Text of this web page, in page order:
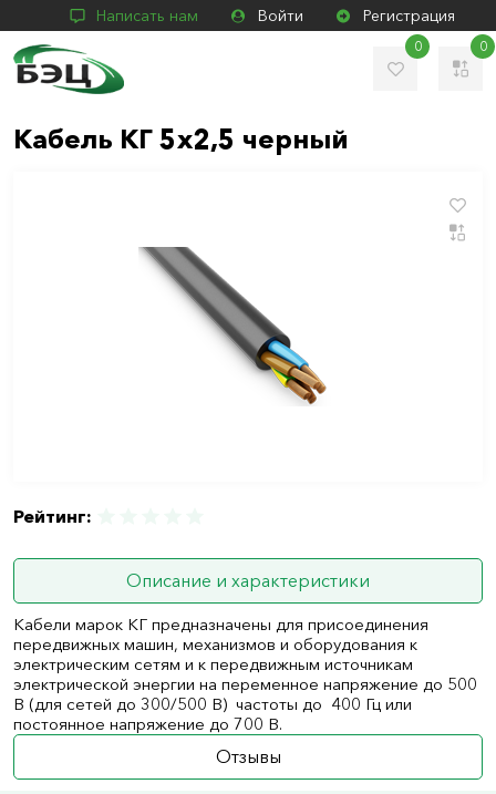
Написать нам Войти Регистрация
0 0
Кабель КГ 5х2,5 черный
Рейтинг:
Описание и характеристики
Кабели марок КГ предназначены для присоединения
передвижных машин, механизмов и оборудования к
электрическим сетям и к передвижным источникам
электрической энергии на переменное напряжение до 500
В (для сетей до 300/500 В) частоты до 400 Гц или
постоянное напряжение до 700 В.
Отзывы